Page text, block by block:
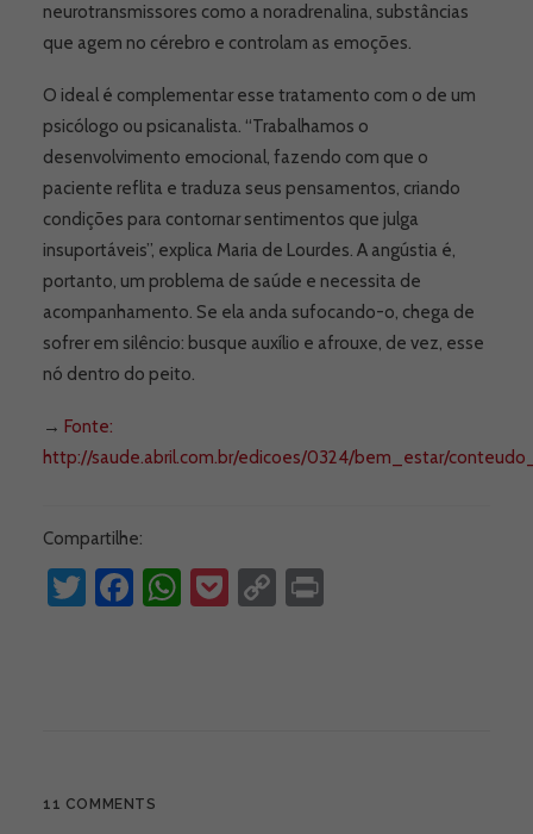
neurotransmissores como a noradrenalina, substâncias
que agem no cérebro e controlam as emoções.
O ideal é complementar esse tratamento com o de um
psicólogo ou psicanalista. “Trabalhamos o
desenvolvimento emocional, fazendo com que o
paciente reflita e traduza seus pensamentos, criando
condições para contornar sentimentos que julga
insuportáveis”, explica Maria de Lourdes. A angústia é,
portanto, um problema de saúde e necessita de
acompanhamento. Se ela anda sufocando-o, chega de
sofrer em silêncio: busque auxílio e afrouxe, de vez, esse
nó dentro do peito.
→ Fonte:
http://saude.abril.com.br/edicoes/0324/bem_estar/
Compartilhe:
Twitter
Facebook
WhatsApp
Pocket
Copy
11 COMMENTS